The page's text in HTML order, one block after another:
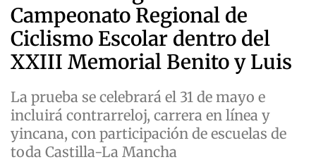
Campeonato Regional de
Ciclismo Escolar dentro del
XXIII Memorial Benito y Luis
La prueba se celebrará el 31 de mayo e
incluirá contrarreloj, carrera en línea y
yincana, con participación de escuelas de
toda Castilla-La Mancha